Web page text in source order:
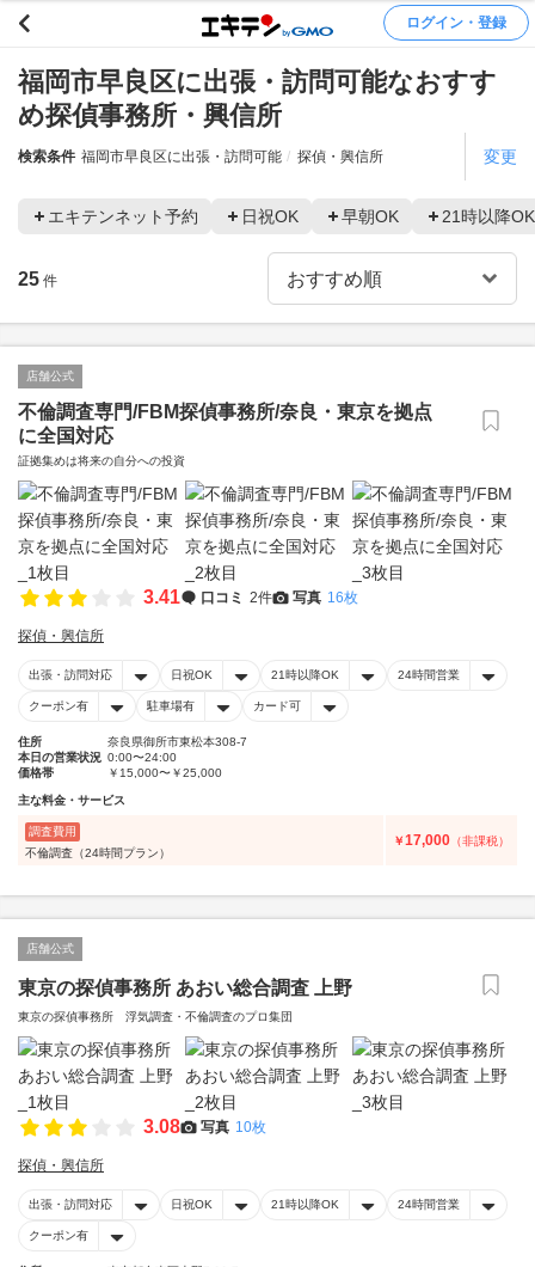
ログイン・登録
福岡市早良区に出張・訪問可能なおすす
め探偵事務所・興信所
検索条件 福岡市早良区に出張・訪問可能 探偵・興信所 変更
エキテンネット予約 日祝OK 早朝OK 21時以降OK
25 件
店舗公式
不倫調査専門/FBM探偵事務所/奈良・東京を拠点
に全国対応
証拠集めは将来の自分への投資
3.41 口コミ 2件 写真 16枚
探偵・興信所
出張・訪問対応 日祝OK 21時以降OK 24時間営業
クーポン有 駐車場有 カード可
住所
奈良県御所市東松本308-7
本日の営業状況 0:00〜24:00
価格帯
￥15,000〜￥25,000
主な料金・サービス
調査費用
不倫調査（24時間プラン）
￥17,000 （非課税）
店舗公式
東京の探偵事務所 あおい総合調査 上野
東京の探偵事務所 浮気調査・不倫調査のプロ集団
3.08 写真 10枚
探偵・興信所
出張・訪問対応 日祝OK 21時以降OK 24時間営業
クーポン有